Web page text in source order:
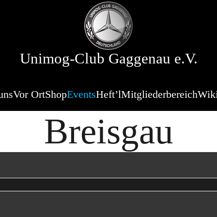
Unimog-Club Gaggenau e.V.
Vor OrtShopEventsHeft’lMitgliederbereich
Breisgau